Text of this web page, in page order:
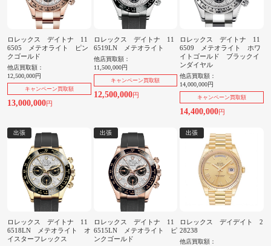
ロレックス デイトナ 11
6505 メテオライト ピン
クゴールド
他店買取額：
12,500,000円
キャンペーン買取額
13,000,000円
ロレックス デイトナ 11
6519LN メテオライト
他店買取額：
11,500,000円
キャンペーン買取額
12,500,000円
ロレックス デイトナ 11
6509 メテオライト ホワ
イトゴールド ブラックイ
ンダイヤル
他店買取額：
14,000,000円
キャンペーン買取額
14,400,000円
出張
ロレックス デイトナ 11
6518LN メテオライト オ
イスターフレックス
出張
ロレックス デイトナ 11
6515LN メテオライト ピ
ンクゴールド
出張
ロレックス デイデイト 2
28238
他店買取額：